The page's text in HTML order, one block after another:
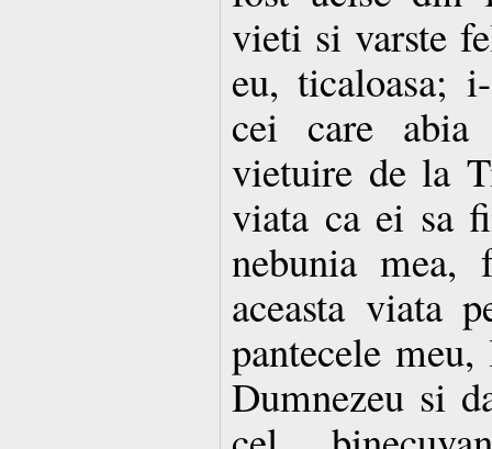
vieti si varste
eu, ticaloasa;
cei care abia
vietuire de la
viata ca ei sa
nebunia
aceasta viata
pantecele
Dumnezeu si